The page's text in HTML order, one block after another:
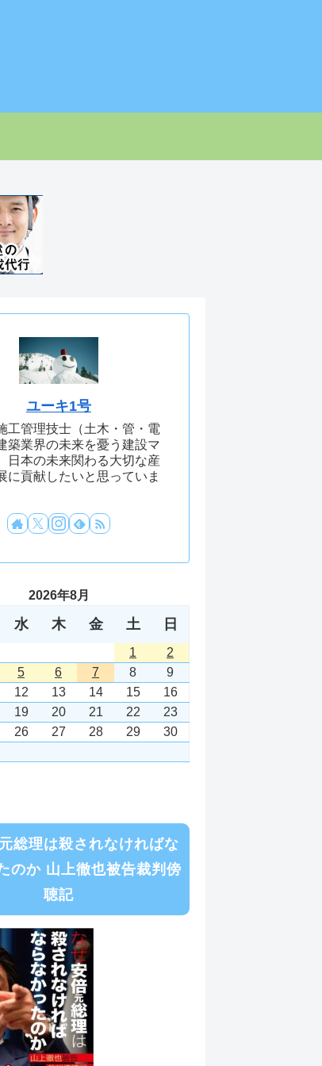
ユーキ1号
工管理技士（土木・管・電
築業界の未来を憂う建設マ
日本の未来関わる大切な産
に貢献したいと思っていま
2026年8月
水 木 金 土 日
1
2
5 6 7 8
9
12 13 14 15
16
19 20 21 22
23
26 27 28 29
30
総理は殺されなければな
のか 山上徹也被告裁判傍
聴記